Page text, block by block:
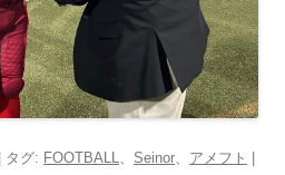
| タグ: FOOTBALL、 Seinor、 アメフト